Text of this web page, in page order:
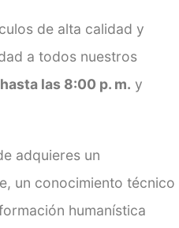
de alta calidad y
a todos nuestros
las 8:00 p. m. y
adquieres un
un conocimiento técnico
humanística